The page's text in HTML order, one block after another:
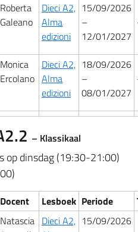
Roberta
Galeano
Dieci A2,
Alma
edizioni
15/09/2026
–
12/01/2027
Monica
Ercolano
Dieci A2,
Alma
edizioni
18/09/2026
–
08/01/2027
– Klassikaal
op dinsdag (19:30-21:00)
Docent Lesboek Periode
Natascia Dieci A2, 15/09/2026